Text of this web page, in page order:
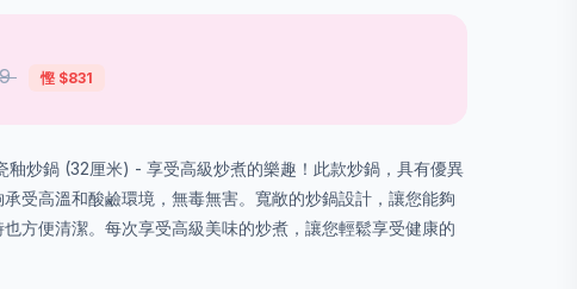
慳 $831
釉炒鍋 (32厘米) - 享受高級炒煮的樂趣！此款炒鍋，具有優異
受高溫和酸鹼環境，無毒無害。寬敞的炒鍋設計，讓您能夠
方便清潔。每次享受高級美味的炒煮，讓您輕鬆享受健康的